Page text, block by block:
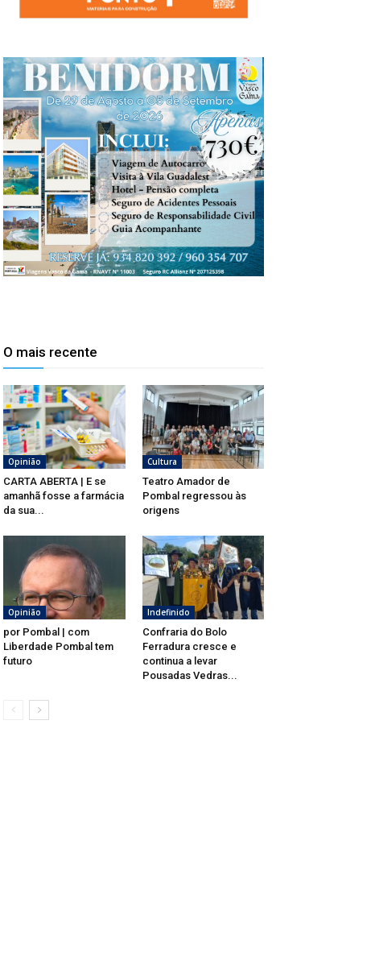
O mais recente
Opinião
CARTA ABERTA | E se
amanhã fosse a farmácia
da sua...
Cultura
Teatro Amador de
Pombal regressou às
origens
Opinião
por Pombal | com
Liberdade Pombal tem
futuro
Indefinido
Confraria do Bolo
Ferradura cresce e
continua a levar
Pousadas Vedras...